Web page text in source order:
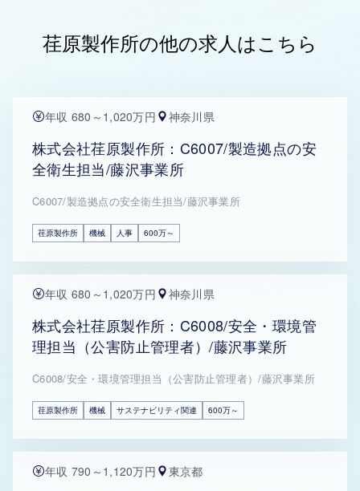
荏原製作所の他の求人はこちら
年収 680～1,020万円 神奈川県
株式会社荏原製作所：C6007/製造拠点の安
全衛生担当/藤沢事業所
C6007/製造拠点の安全衛生担当/藤沢事業所
荏原製作所 機械 人事 600万～
年収 680～1,020万円 神奈川県
株式会社荏原製作所：C6008/安全・環境管
理担当（公害防止管理者）/藤沢事業所
C6008/安全・環境管理担当（公害防止管理者）/藤沢事業所
荏原製作所 機械 サステナビリティ関連 600万～
年収 790～1,120万円 東京都